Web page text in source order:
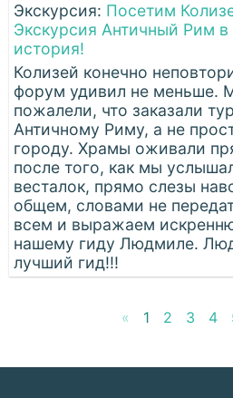
Экскурсия: Посетим
Экскурсия Античный Рим в
история!
Колизей конечно
форум удивил не меньше.
пожалели, что заказали
Античному Риму, а не
городу. Храмы оживали
после того, как мы
весталок, прямо слезы
общем, словами не
всем и выражаем
нашему гиду Людмиле.
лучший гид!!!
« 1 2 3 4